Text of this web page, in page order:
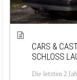
CARS &
SCHLOSS
Die letzten 2